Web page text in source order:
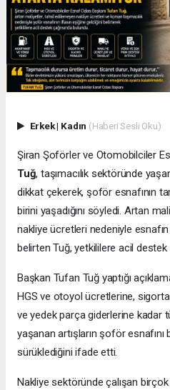
Erkek| Kadın (Haberi Sesli Oku)
Şiran Şoförler ve Otomobilciler
Tuğ, taşımacılık sektöründe
dikkat çekerek, şoför esnafının
birini yaşadığını söyledi. Artan
nakliye ücretleri nedeniyle
belirten Tuğ, yetkililere acil destek
Başkan Tufan Tuğ yaptığı
HGS ve otoyol ücretlerine,
ve yedek parça giderlerine kadar
yaşanan artışların şoför esnafını
sürüklediğini ifade etti.
Nakliye sektöründe çalışan birçok